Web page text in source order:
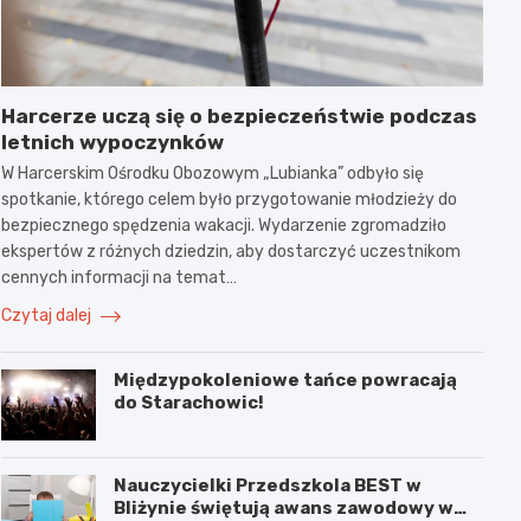
Harcerze uczą się o bezpieczeństwie podczas
letnich wypoczynków
W Harcerskim Ośrodku Obozowym „Lubianka” odbyło się
spotkanie, którego celem było przygotowanie młodzieży do
bezpiecznego spędzenia wakacji. Wydarzenie zgromadziło
ekspertów z różnych dziedzin, aby dostarczyć uczestnikom
cennych informacji na temat…
Czytaj dalej
Międzypokoleniowe tańce powracają
do Starachowic!
Nauczycielki Przedszkola BEST w
Bliżynie świętują awans zawodowy w